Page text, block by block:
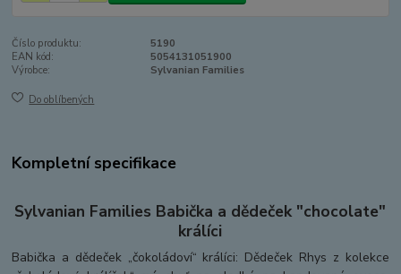
Číslo produktu:
5190
EAN kód:
5054131051900
Výrobce:
Sylvanian Families
Do oblíbených
Kompletní specifikace
Sylvanian Families Babička a dědeček "chocolate"
králíci
Babička a dědeček „čokoládoví“ králíci: Dědeček Rhys z kolekce